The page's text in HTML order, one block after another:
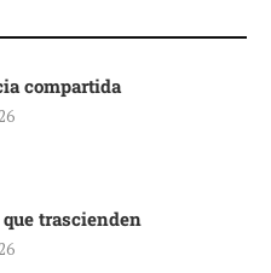
compartida
trascienden